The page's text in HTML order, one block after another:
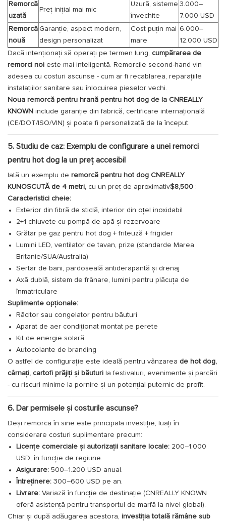
Remorcă
uzată
Preț inițial mai mic
Uzură, sisteme
învechite
3.000–
7.000 USD
Remorcă
nouă
Garanție, aspect modern,
design personalizat
Cost puțin mai
mare
6.000–
12.000 USD
Dacă intenționați să operați pe termen lung, cumpărarea de
remorci noi este mai inteligentă. Remorcile second-hand vin
adesea cu costuri ascunse - cum ar fi recablarea, reparațiile
instalațiilor sanitare sau înlocuirea pieselor vechi.
Noua remorcă pentru hrană pentru hot dog de la CNREALLY
KNOWN include garanție din fabrică, certificare internațională
(CE/DOT/ISO/VIN) și poate fi personalizată de la început.
5. Studiu de caz: Exemplu de configurare a unei remorci
pentru hot dog la un preț accesibil
Iată un exemplu de remorcă pentru hot dog CNREALLY
KUNOSCUTĂ de 4 metri, cu un preț de aproximativ$8,500 :
Caracteristici cheie:
Exterior din fibră de sticlă, interior din oțel inoxidabil
2+1 chiuvete cu pompă de apă și rezervoare
Grătar pe gaz pentru hot dog + friteuză + frigider
Lumini LED, ventilator de tavan, prize (standarde Marea
Britanie/SUA/Australia)
Sertar de bani, pardoseală antiderapantă și drenaj
Axă dublă, sistem de frânare, lumini pentru plăcuța de
înmatriculare
Suplimente opționale:
Răcitor sau congelator pentru băuturi
Aparat de aer condiționat montat pe perete
Kit de energie solară
Autocolante de branding
O astfel de configurație este ideală pentru vânzarea de hot dog,
cârnați, cartofi prăjiți și băuturi la festivaluri, evenimente și parcări
- cu riscuri minime la pornire și un potențial puternic de profit.
6. Dar permisele și costurile ascunse?
Deși remorca în sine este principala investiție, luați în
considerare costuri suplimentare precum:
Licențe comerciale și autorizații sanitare locale:200–1.000
USD, în funcție de regiune.
Asigurare:500–1.200 USD anual.
Întreținere:300–600 USD pe an.
Livrare:Variază în funcție de destinație (CNREALLY KNOWN
oferă asistență pentru transportul de marfă la nivel global).
Chiar și după adăugarea acestora, investiția totală rămâne sub